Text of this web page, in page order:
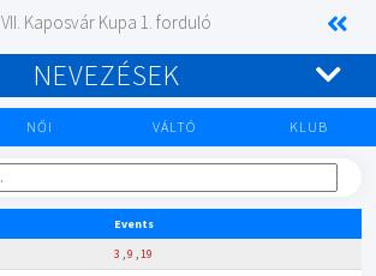
VII. Kaposvár Kupa 1. forduló
NEVEZÉSEK
NŐI VÁLTÓ KLUB
Events
3 ,9 ,19